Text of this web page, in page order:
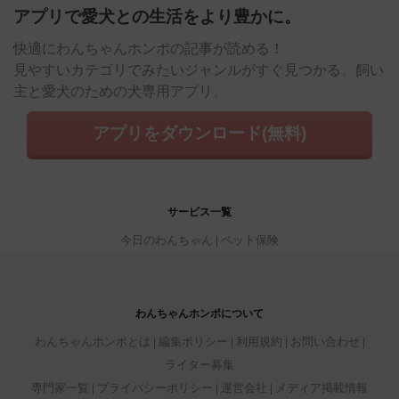
アプリで愛犬との生活をより豊かに。
快適にわんちゃんホンポの記事が読める！
見やすいカテゴリでみたいジャンルがすぐ見つかる。飼い
主と愛犬のための犬専用アプリ。
アプリをダウンロード(無料)
サービス一覧
今日のわんちゃん ペット保険
わんちゃんホンポについて
わんちゃんホンポとは 編集ポリシー 利用規約
お問い合わせ
ライター募集
専門家一覧
プライバシーポリシー 運営会社 メディア掲載情報